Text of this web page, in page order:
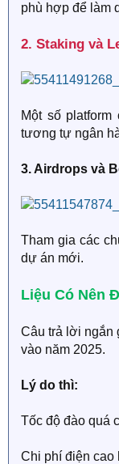
phù hợp để làm
2. Staking và
Một số
tương tự ngân
3. Airdrops và
Tham gia các
dự án mới.
Liệu Có Nên
Câu trả lời ngắn
vào năm 2025.
Lý do thì:
Tốc độ đào quá
Chi phí điện